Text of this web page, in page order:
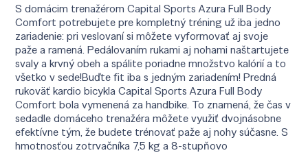
S domácim trenažérom Capital Sports Azura Full Body
Comfort potrebujete pre kompletný tréning už iba jedno
zariadenie: pri veslovaní si môžete vyformovať aj svoje
paže a ramená. Pedálovaním rukami aj nohami naštartujete
svaly a krvný obeh a spálite poriadne množstvo kalórií a to
všetko v sede!Buďte fit iba s jedným zariadením! Predná
rukoväť kardio bicykla Capital Sports Azura Full Body
Comfort bola vymenená za handbike. To znamená, že čas v
sedadle domáceho trenažéra môžete využiť dvojnásobne
efektívne tým, že budete trénovať paže aj nohy súčasne. S
hmotnosťou zotrvačníka 7,5 kg a 8-stupňovo